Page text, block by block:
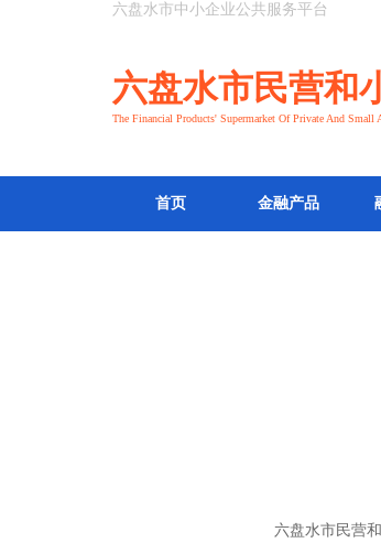
六盘水市中小企业公共服务平台
六盘水市民营和
The Financial Products' Supermarket Of Private And
首页 金融产品
六盘水市民营